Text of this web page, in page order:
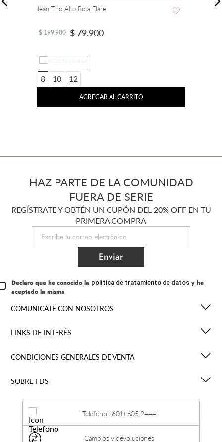
Jean Tiro Alto Bota Flare
$ 199.900 $ 79.900
8 10 12
AGREGAR AL CARRITO
HAZ PARTE DE LA COMUNIDAD
FUERA DE SERIE
REGÍSTRATE Y OBTÉN UN CUPÓN DEL 20% OFFEN TU
PRIMERA COMPRA
Enviar
Declaro que he conocido la política de tratamiento de datos y he
aceptado la misma
COMUNICATE CON NOSOTROS
LINKS DE INTERÉS
CONDICIONES GENERALES DE VENTA
SOBRE FDS
Teléfono: (601) 605 2444
Cambios y devoluciones